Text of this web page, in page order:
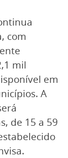
com
mil
em
A
de 15 a 59